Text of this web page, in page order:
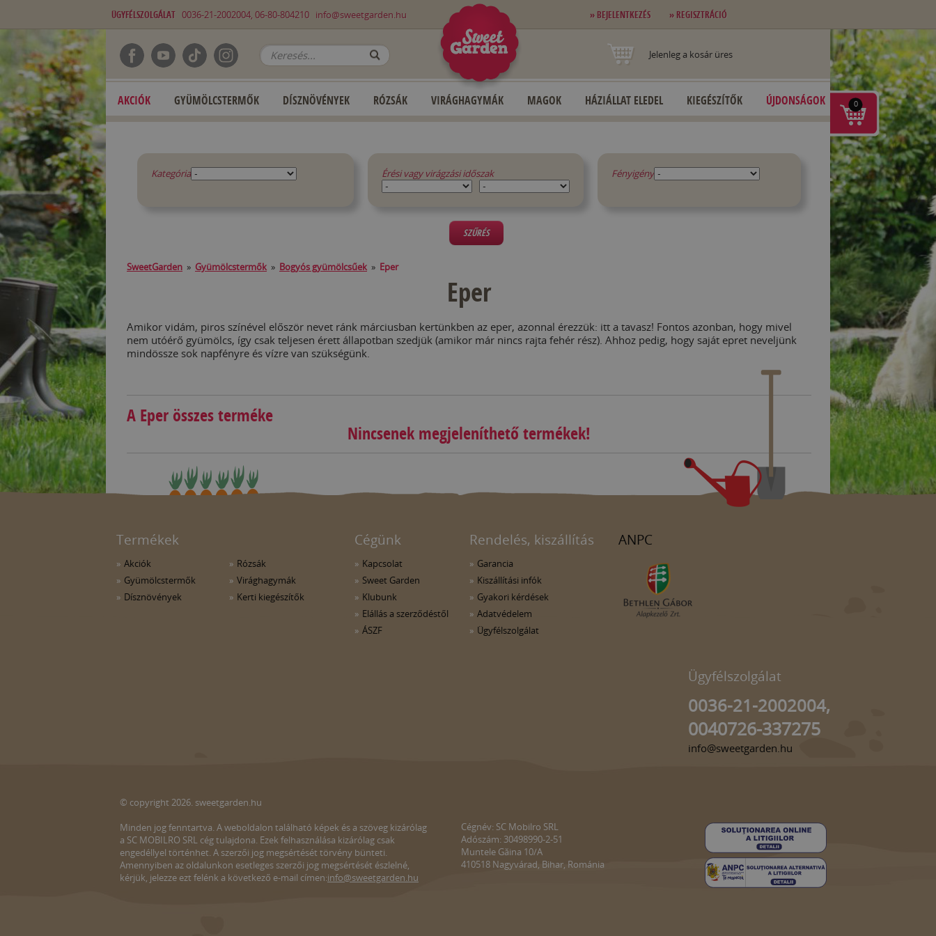
ÜGYFÉLSZOLGÁLAT 0036-21-2002004, 06-80-804210 info@sweetgarden.hu » BEJELENTKEZÉS » REGISZTRÁCIÓ
Jelenleg a kosár üres
AKCIÓK GYÜMÖLCSTERMŐK DÍSZNÖVÉNYEK RÓZSÁK VIRÁGHAGYMÁK MAGOK HÁZIÁLLAT ELEDEL KIEGÉSZÍTŐK ÚJDONSÁGOK
Kategória Érési vagy virágzási időszak Fényigény
SZŰRÉS
SweetGarden » Gyümölcstermők » Bogyós gyümölcsűek » Eper
Eper
Amikor vidám, piros színével először nevet ránk márciusban kertünkben az eper, azonnal érezzük: itt a tavasz! Fontos azonban, hogy mivel
nem utóérő gyümölcs, így csak teljesen érett állapotban szedjük (amikor már nincs rajta fehér rész). Ahhoz pedig, hogy saját epret neveljünk
mindössze sok napfényre és vízre van szükségünk.
A Eper összes terméke
Nincsenek megjeleníthető termékek!
Termékek
Akciók
Gyümölcstermők
Dísznövények
Rózsák
Virághagymák
Kerti kiegészítők
Cégünk
Kapcsolat
Sweet Garden
Klubunk
Elállás a szerződéstől
ÁSZF
Rendelés, kiszállítás
Garancia
Kiszállítási infók
Gyakori kérdések
Adatvédelem
Ügyfélszolgálat
ANPC
Ügyfélszolgálat
0036-21-2002004,
0040726-337275
info@sweetgarden.hu
© copyright 2026. sweetgarden.hu
Minden jog fenntartva. A weboldalon található képek és a szöveg kizárólag
a SC MOBILRO SRL cég tulajdona. Ezek felhasználása kizárólag csak
engedéllyel történhet. A szerzői jog megsértését törvény bünteti.
Amennyiben az oldalunkon esetleges szerzői jog megsértését észlelné,
kérjük, jelezze ezt felénk a következő e-mail címen:info@sweetgarden.hu
Cégnév: SC Mobilro SRL
Adószám: 30498990-2-51
Muntele Găina 10/A
410518 Nagyvárad, Bihar, Románia
0